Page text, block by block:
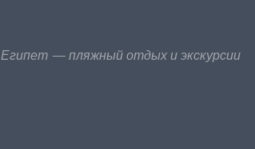
Египет — пляжный отдых и экскурсии